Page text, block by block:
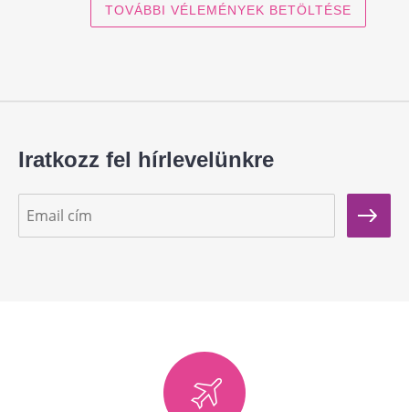
TOVÁBBI VÉLEMÉNYEK BETÖLTÉSE
Iratkozz fel hírlevelünkre